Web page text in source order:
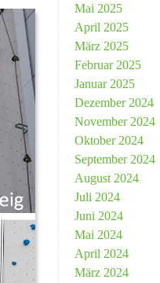
Mai 2025
April 2025
März 2025
Februar 2025
Januar 2025
Dezember 2024
November 2024
Oktober 2024
September 2024
August 2024
Juli 2024
Juni 2024
Mai 2024
April 2024
März 2024